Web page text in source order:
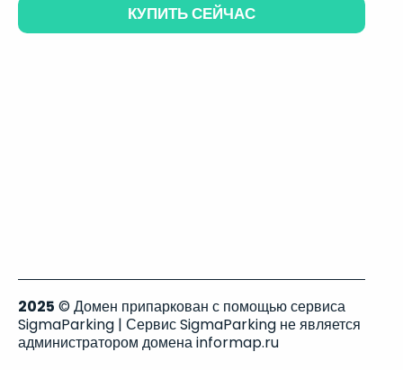
КУПИТЬ СЕЙЧАС
2025 © Домен припаркован с помощью сервиса
SigmaParking | Сервис SigmaParking не является
администратором домена informap.ru